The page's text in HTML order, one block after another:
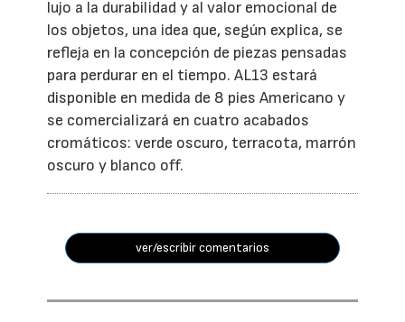
lujo a la durabilidad y al valor emocional de
los objetos, una idea que, según explica, se
refleja en la concepción de piezas pensadas
para perdurar en el tiempo. AL13 estará
disponible en medida de 8 pies Americano y
se comercializará en cuatro acabados
cromáticos: verde oscuro, terracota, marrón
oscuro y blanco off.
ver/escribir comentarios